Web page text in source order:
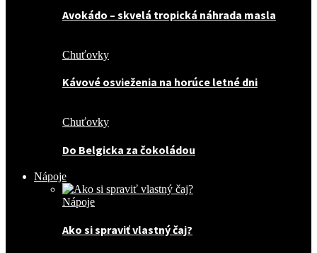
Avokádo – skvelá tropická náhrada masla
Chuťovky
Kávové osvieženia na horúce letné dni
Chuťovky
Do Belgicka za čokoládou
Nápoje
Nápoje
Ako si spraviť vlastný čaj?